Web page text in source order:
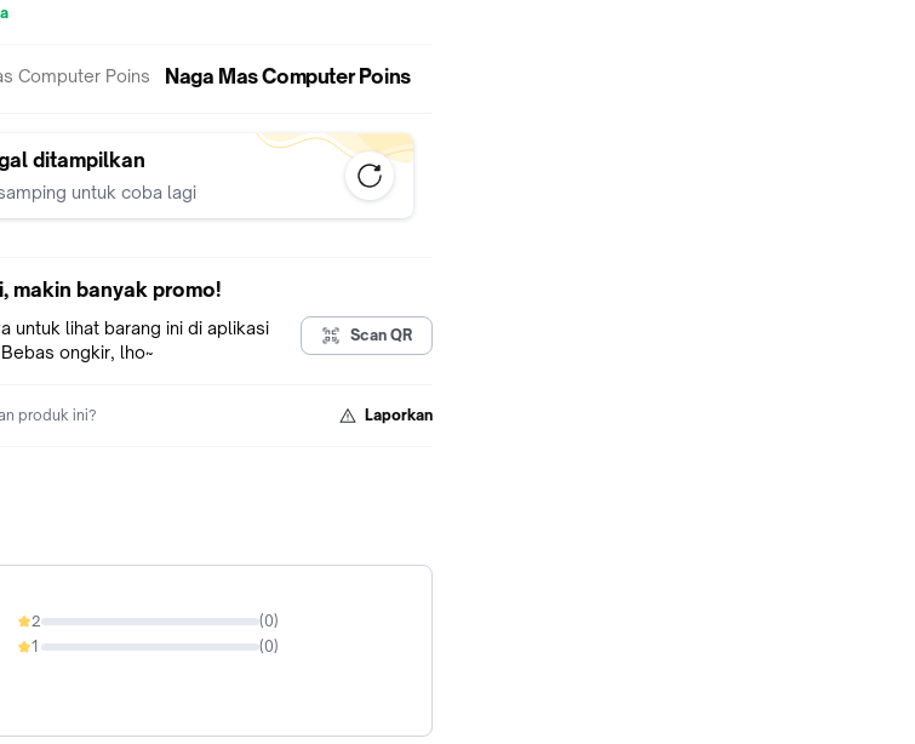
(MB/S) > up to 450MB/s
untuk kenyamanan klaim garansi di kemudian
selama SSD/ RAM tidak Patah, tidak Bengkok,
hal hal yang dapat mengakibatkan hangusnya
ANDA MEMBELI!!!
Naga Mas Computer Poins
ditampilkan
untuk coba lagi
makin banyak promo!
untuk lihat barang ini di aplikasi
ongkir, lho~
Scan QR
produk ini? Laporkan
2 (0)
0%
1 (0)
0%